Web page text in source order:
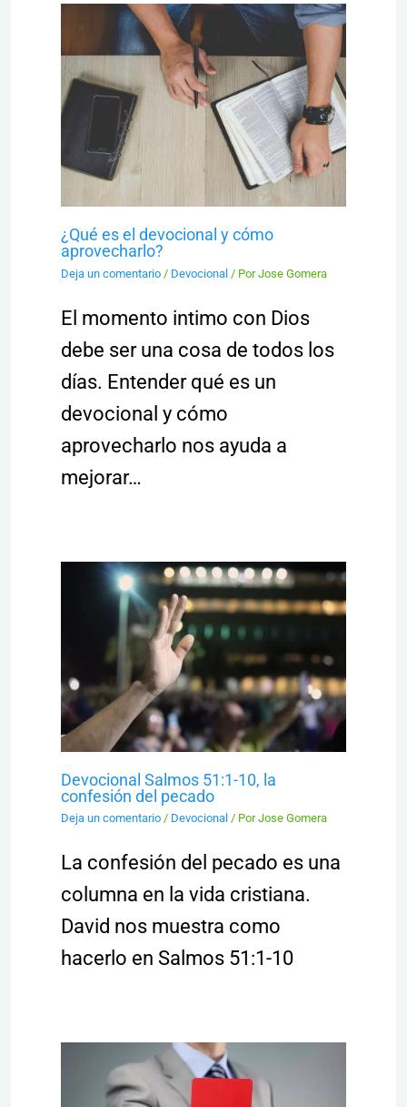
¿Qué es el devocional y cómo
aprovecharlo?
Deja un comentario / Devocional/ PorJose Gomera
El momento intimo con Dios
debe ser una cosa de todos los
días. Entender qué es un
devocional y cómo
aprovecharlo nos ayuda a
mejorar…
Devocional Salmos 51:1-10, la
confesión del pecado
Deja un comentario / Devocional / PorJose Gomera
La confesión del pecado es una
columna en la vida cristiana.
David nos muestra como
hacerlo en Salmos 51:1-10